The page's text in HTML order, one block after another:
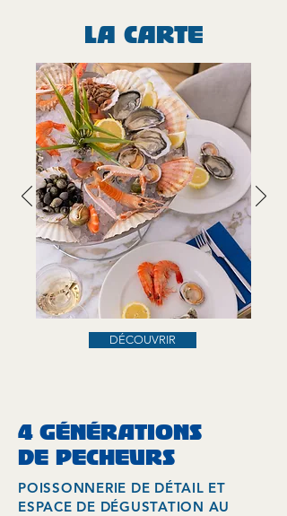
LA CARTE
DÉCOUVRIR
4 GÉNÉRATIONS
DE PECHEURS
POISSONNERIE DE DÉTAIL ET
ESPACE DE DÉGUSTATION AU